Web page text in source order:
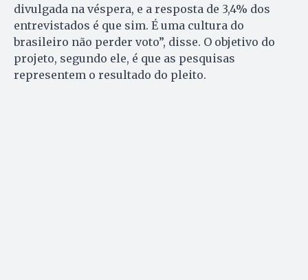
divulgada na véspera, e a resposta de 3,4% dos
entrevistados é que sim. É uma cultura do
brasileiro não perder voto”, disse. O objetivo do
projeto, segundo ele, é que as pesquisas
representem o resultado do pleito.